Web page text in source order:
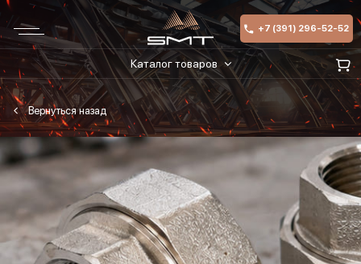
+7 (391) 296-52-52
Каталог товаров